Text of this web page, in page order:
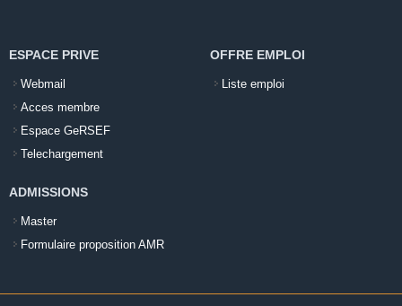
ESPACE PRIVE
Webmail
Acces membre
Espace GeRSEF
Telechargement
OFFRE EMPLOI
Liste emploi
ADMISSIONS
Master
Formulaire proposition AMR